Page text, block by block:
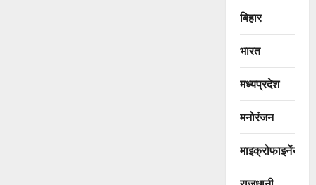
बिहार
भारत
मध्यप्रदेश
मनोरंजन
माइक्रोफाइनेंस